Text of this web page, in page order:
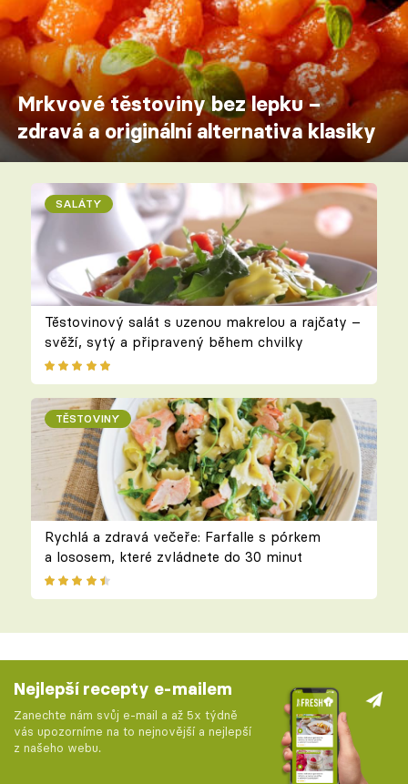
Mrkvové těstoviny bez lepku –
zdravá a originální alternativa klasiky
SALÁTY
Těstovinový salát s uzenou makrelou a rajčaty –
svěží, sytý a připravený během chvilky
TĚSTOVINY
Rychlá a zdravá večeře: Farfalle s pórkem
a lososem, které zvládnete do 30 minut
Nejlepší recepty e-mailem
Zanechte nám svůj e-mail a až 5x týdně
vás upozorníme na to nejnovější a nejlepší
z našeho webu.